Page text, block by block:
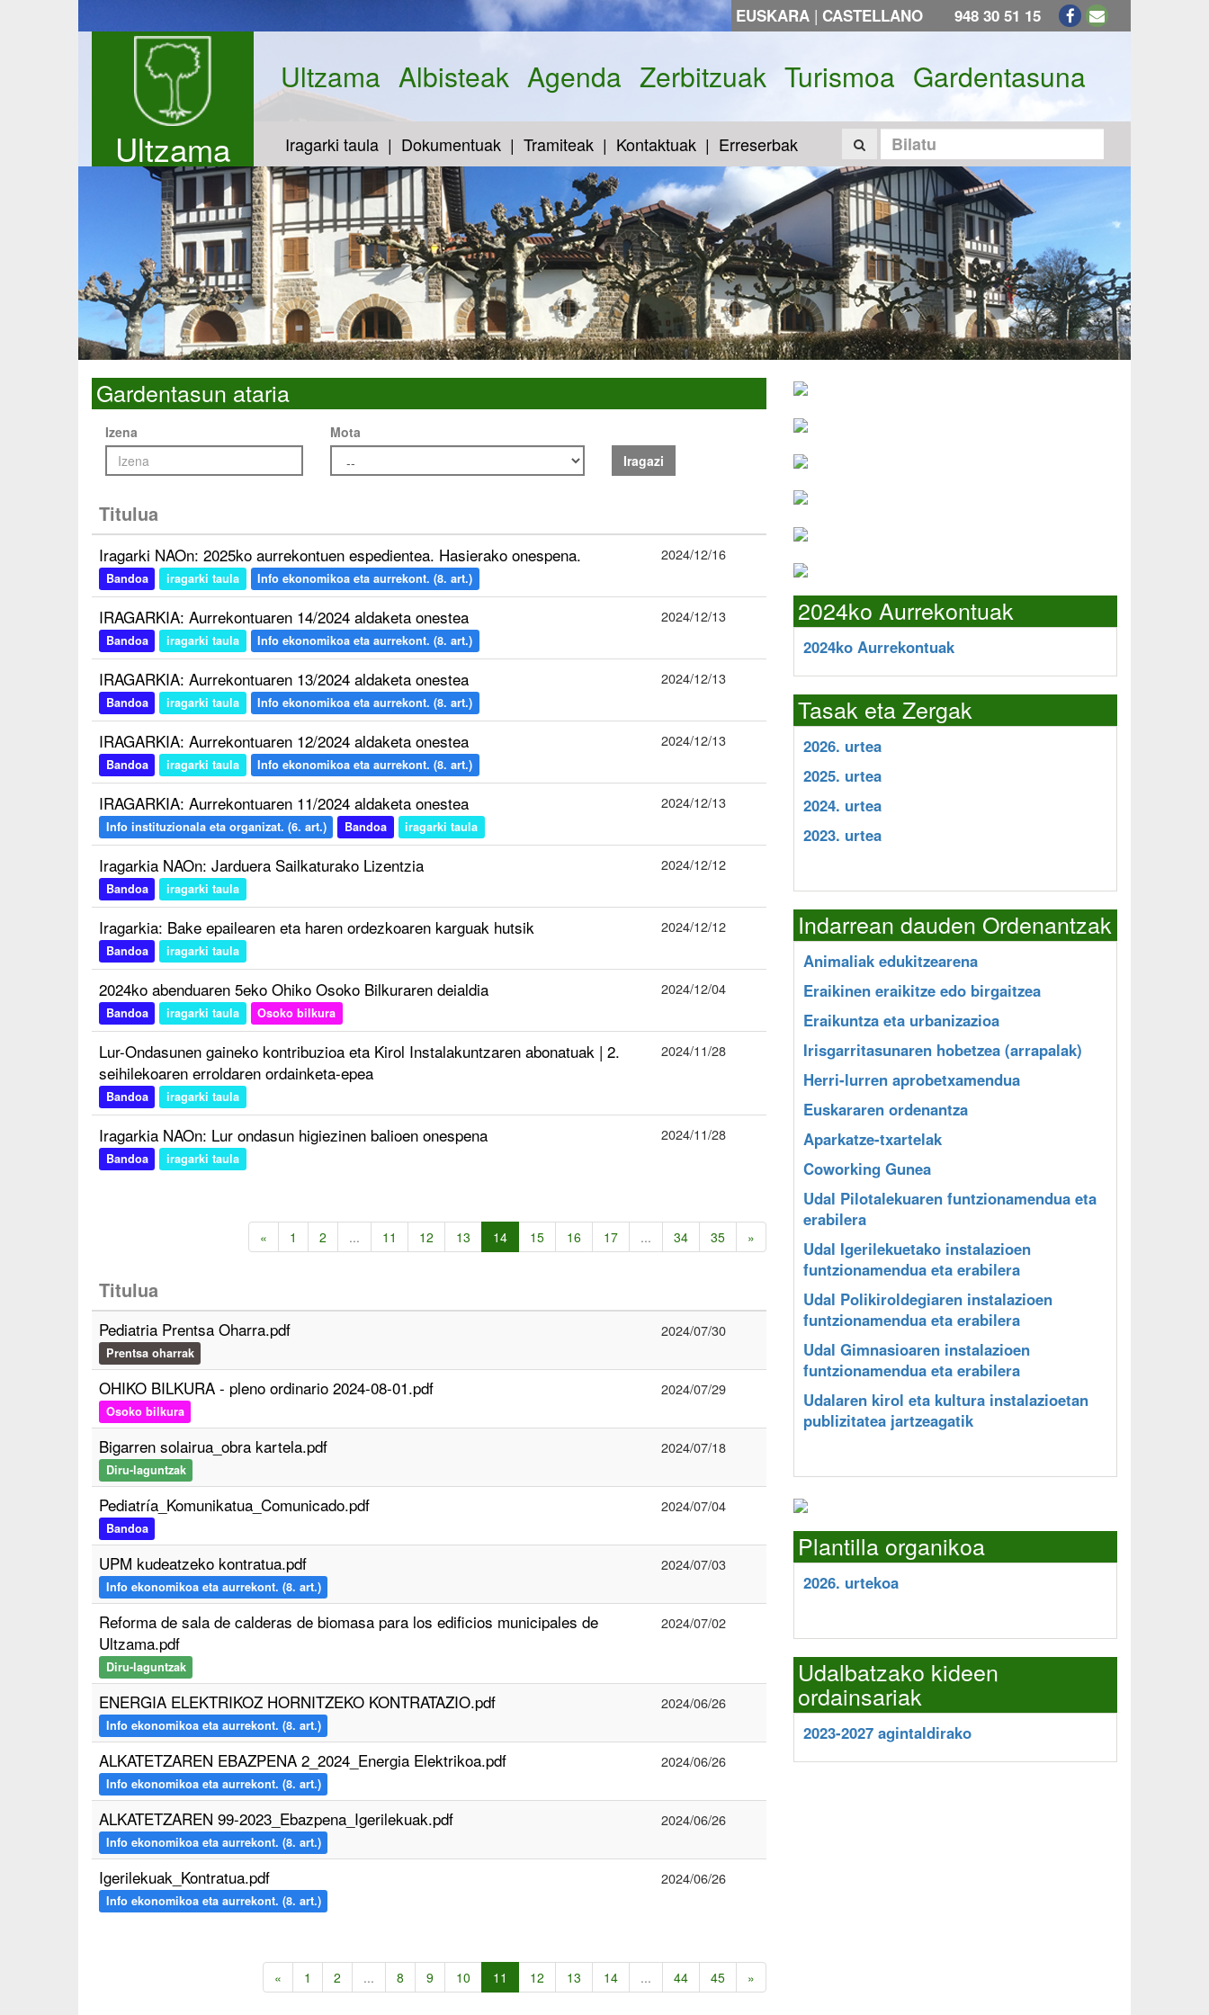
EUSKARA | CASTELLANO 948 30 51 15
Ultzama
Ultzama Albisteak Agenda Zerbitzuak Turismoa Gardentasuna
Iragarki taula Dokumentuak Tramiteak Kontaktuak Erreserbak
Gardentasun ataria
Izena
Mota
Iragazi
Titulua
Iragarki NAOn: 2025ko aurrekontuen espedientea. Hasierako onespena.
Bandoa iragarki taula Info ekonomikoa eta aurrekont. (8. art.)
2024/12/16
IRAGARKIA: Aurrekontuaren 14/2024 aldaketa onestea
Bandoa iragarki taula Info ekonomikoa eta aurrekont. (8. art.)
2024/12/13
IRAGARKIA: Aurrekontuaren 13/2024 aldaketa onestea
Bandoa iragarki taula Info ekonomikoa eta aurrekont. (8. art.)
2024/12/13
IRAGARKIA: Aurrekontuaren 12/2024 aldaketa onestea
Bandoa iragarki taula Info ekonomikoa eta aurrekont. (8. art.)
2024/12/13
IRAGARKIA: Aurrekontuaren 11/2024 aldaketa onestea
Info instituzionala eta organizat. (6. art.) Bandoa iragarki taula
2024/12/13
Iragarkia NAOn: Jarduera Sailkaturako Lizentzia
Bandoa iragarki taula
2024/12/12
Iragarkia: Bake epailearen eta haren ordezkoaren karguak hutsik
Bandoa iragarki taula
2024/12/12
2024ko abenduaren 5eko Ohiko Osoko Bilkuraren deialdia
Bandoa iragarki taula Osoko bilkura
2024/12/04
Lur-Ondasunen gaineko kontribuzioa eta Kirol Instalakuntzaren abonatuak | 2.
seihilekoaren erroldaren ordainketa-epea
Bandoa iragarki taula
2024/11/28
Iragarkia NAOn: Lur ondasun higiezinen balioen onespena
Bandoa iragarki taula
2024/11/28
« 1 2 ... 11 12 13 14 15 16 17 ... 34 35 »
Titulua
Pediatria Prentsa Oharra.pdf
Prentsa oharrak
2024/07/30
OHIKO BILKURA - pleno ordinario 2024-08-01.pdf
Osoko bilkura
2024/07/29
Bigarren solairua_obra kartela.pdf
Diru-laguntzak
2024/07/18
Pediatría_Komunikatua_Comunicado.pdf
Bandoa
2024/07/04
UPM kudeatzeko kontratua.pdf
Info ekonomikoa eta aurrekont. (8. art.)
2024/07/03
Reforma de sala de calderas de biomasa para los edificios municipales de
Ultzama.pdf
Diru-laguntzak
2024/07/02
ENERGIA ELEKTRIKOZ HORNITZEKO KONTRATAZIO.pdf
Info ekonomikoa eta aurrekont. (8. art.)
2024/06/26
ALKATETZAREN EBAZPENA 2_2024_Energia Elektrikoa.pdf
Info ekonomikoa eta aurrekont. (8. art.)
2024/06/26
ALKATETZAREN 99-2023_Ebazpena_Igerilekuak.pdf
Info ekonomikoa eta aurrekont. (8. art.)
2024/06/26
Igerilekuak_Kontratua.pdf
Info ekonomikoa eta aurrekont. (8. art.)
2024/06/26
« 1 2 ... 8 9 10 11 12 13 14 ... 44 45 »
2024ko Aurrekontuak
2024ko Aurrekontuak
Tasak eta Zergak
2026. urtea
2025. urtea
2024. urtea
2023. urtea
Indarrean dauden Ordenantzak
Animaliak edukitzearena
Eraikinen eraikitze edo birgaitzea
Eraikuntza eta urbanizazioa
Irisgarritasunaren hobetzea (arrapalak)
Herri-lurren aprobetxamendua
Euskararen ordenantza
Aparkatze-txartelak
Coworking Gunea
Udal Pilotalekuaren funtzionamendua eta
erabilera
Udal Igerilekuetako instalazioen
funtzionamendua eta erabilera
Udal Polikiroldegiaren instalazioen
funtzionamendua eta erabilera
Udal Gimnasioaren instalazioen
funtzionamendua eta erabilera
Udalaren kirol eta kultura instalazioetan
publizitatea jartzeagatik
Plantilla organikoa
2026. urtekoa
Udalbatzako kideen
ordainsariak
2023-2027 agintaldirako